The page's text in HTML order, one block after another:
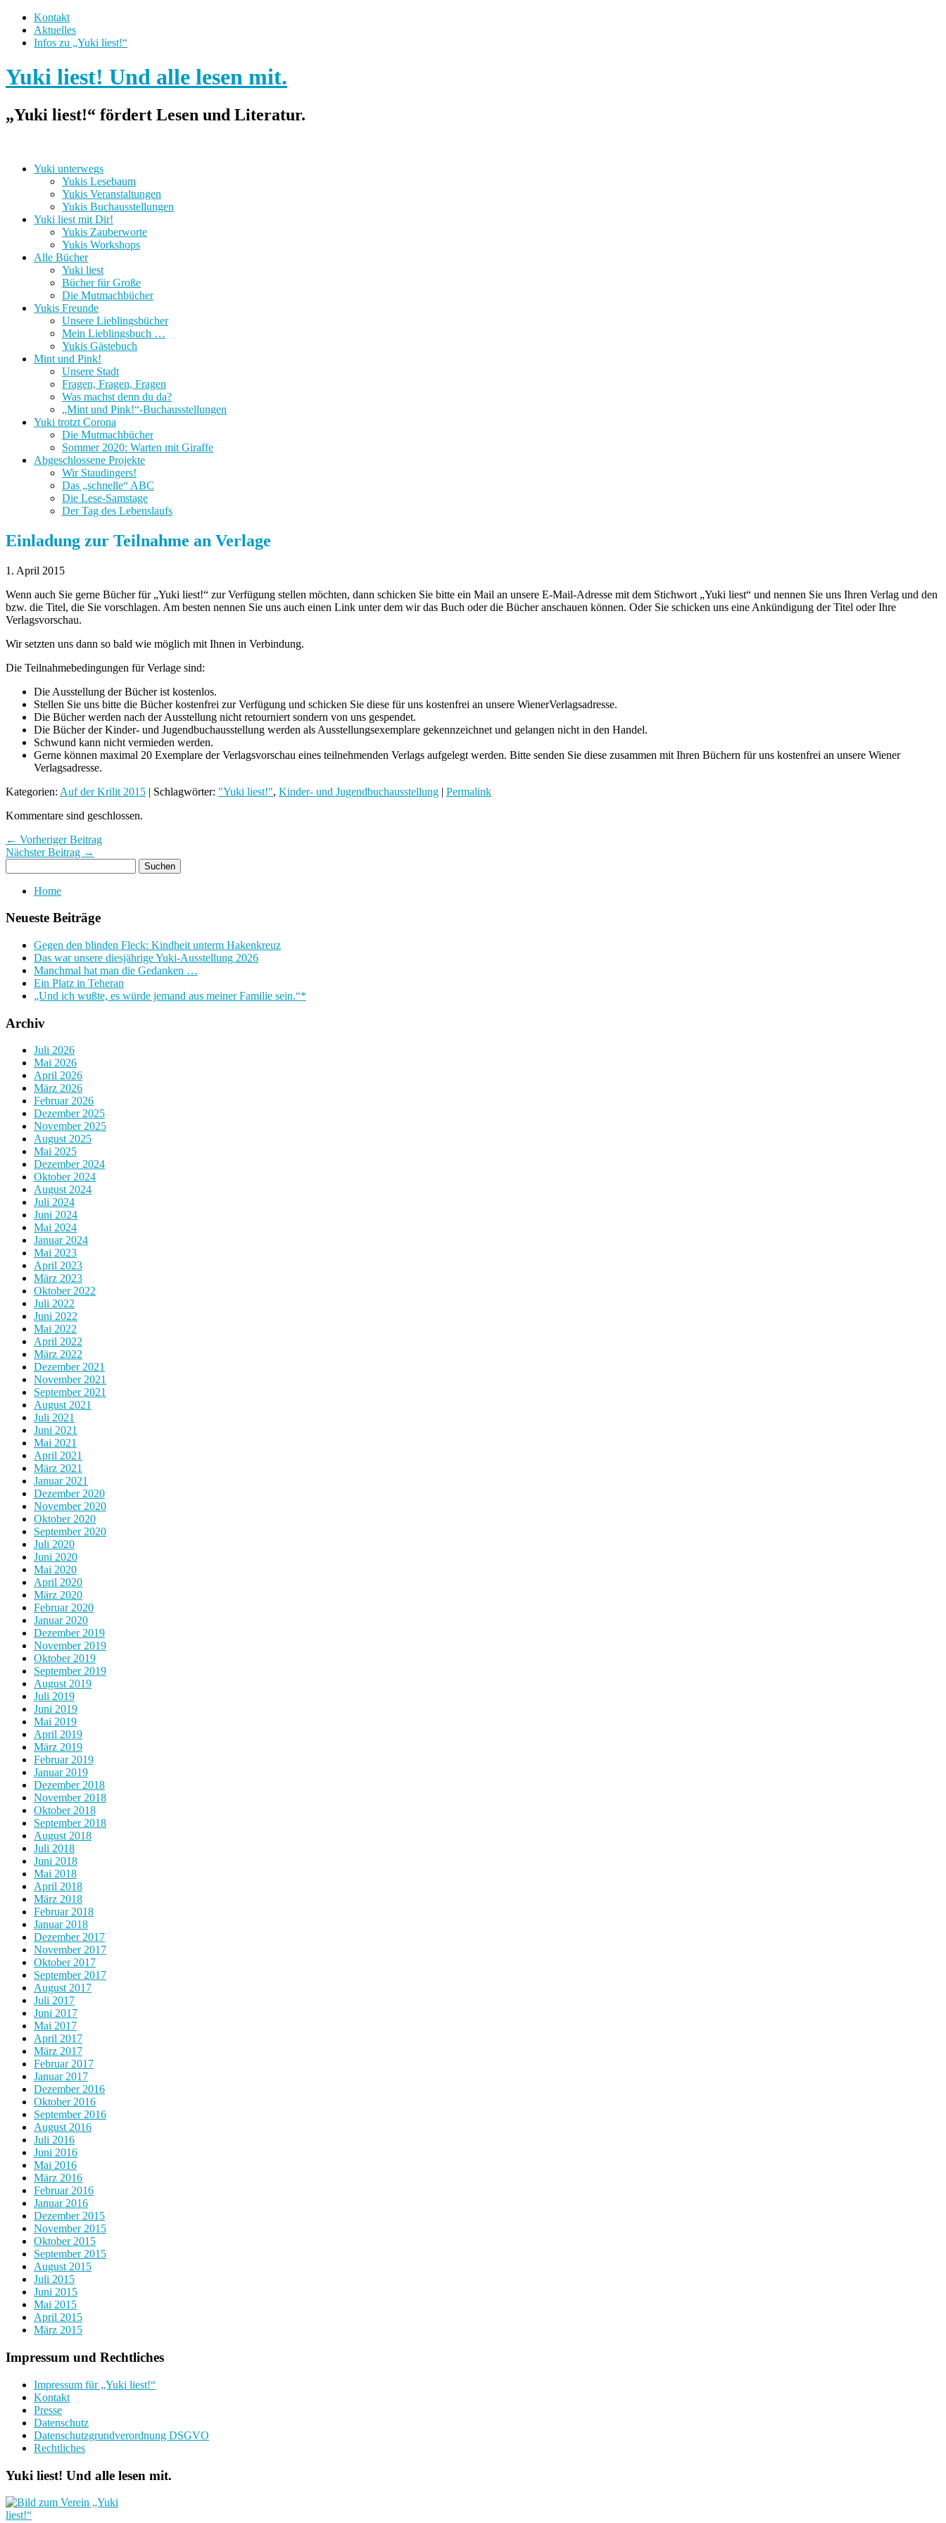
Kontakt
Aktuelles
Infos zu „Yuki liest!“
Yuki liest! Und alle lesen mit.
„Yuki liest!“ fördert Lesen und Literatur.
Yuki unterwegs
Yukis Lesebaum
Yukis Veranstaltungen
Yukis Buchausstellungen
Yuki liest mit Dir!
Yukis Zauberworte
Yukis Workshops
Alle Bücher
Yuki liest
Bücher für Große
Die Mutmachbücher
Yukis Freunde
Unsere Lieblingsbücher
Mein Lieblingsbuch …
Yukis Gästebuch
Mint und Pink!
Unsere Stadt
Fragen, Fragen, Fragen
Was machst denn du da?
„Mint und Pink!“-Buchausstellungen
Yuki trotzt Corona
Die Mutmachbücher
Sommer 2020: Warten mit Giraffe
Abgeschlossene Projekte
Wir Staudingers!
Das „schnelle“ ABC
Die Lese-Samstage
Der Tag des Lebenslaufs
Einladung zur Teilnahme an Verlage
1. April 2015
Wenn auch Sie gerne Bücher für „Yuki liest!“ zur Verfügung stellen möchten, dann schicken Sie bitte ein Mail an unsere E-Mail-Adresse mit dem Stichwort „Yuki liest“ und nennen Sie uns Ihren Verlag und den
bzw. die Titel, die Sie vorschlagen. Am besten nennen Sie uns auch einen Link unter dem wir das Buch oder die Bücher anschauen können. Oder Sie schicken uns eine Ankündigung der Titel oder Ihre
Verlagsvorschau.
Wir setzten uns dann so bald wie möglich mit Ihnen in Verbindung.
Die Teilnahmebedingungen für Verlage sind:
Die Ausstellung der Bücher ist kostenlos.
Stellen Sie uns bitte die Bücher kostenfrei zur Verfügung und schicken Sie diese für uns kostenfrei an unsere WienerVerlagsadresse.
Die Bücher werden nach der Ausstellung nicht retourniert sondern von uns gespendet.
Die Bücher der Kinder- und Jugendbuchausstellung werden als Ausstellungsexemplare gekennzeichnet und gelangen nicht in den Handel.
Schwund kann nicht vermieden werden.
Gerne können maximal 20 Exemplare der Verlagsvorschau eines teilnehmenden Verlags aufgelegt werden. Bitte senden Sie diese zusammen mit Ihren Büchern für uns kostenfrei an unsere Wiener
Verlagsadresse.
Kategorien: Auf der Krilit 2015 | Schlagwörter: "Yuki liest!", Kinder- und Jugendbuchausstellung | Permalink
Kommentare sind geschlossen.
← Vorheriger Beitrag
Nächster Beitrag →
Home
Neueste Beiträge
Gegen den blinden Fleck: Kindheit unterm Hakenkreuz
Das war unsere diesjährige Yuki-Ausstellung 2026
Manchmal hat man die Gedanken …
Ein Platz in Teheran
„Und ich wußte, es würde jemand aus meiner Familie sein.“*
Archiv
Juli 2026
Mai 2026
April 2026
März 2026
Februar 2026
Dezember 2025
November 2025
August 2025
Mai 2025
Dezember 2024
Oktober 2024
August 2024
Juli 2024
Juni 2024
Mai 2024
Januar 2024
Mai 2023
April 2023
März 2023
Oktober 2022
Juli 2022
Juni 2022
Mai 2022
April 2022
März 2022
Dezember 2021
November 2021
September 2021
August 2021
Juli 2021
Juni 2021
Mai 2021
April 2021
März 2021
Januar 2021
Dezember 2020
November 2020
Oktober 2020
September 2020
Juli 2020
Juni 2020
Mai 2020
April 2020
März 2020
Februar 2020
Januar 2020
Dezember 2019
November 2019
Oktober 2019
September 2019
August 2019
Juli 2019
Juni 2019
Mai 2019
April 2019
März 2019
Februar 2019
Januar 2019
Dezember 2018
November 2018
Oktober 2018
September 2018
August 2018
Juli 2018
Juni 2018
Mai 2018
April 2018
März 2018
Februar 2018
Januar 2018
Dezember 2017
November 2017
Oktober 2017
September 2017
August 2017
Juli 2017
Juni 2017
Mai 2017
April 2017
März 2017
Februar 2017
Januar 2017
Dezember 2016
Oktober 2016
September 2016
August 2016
Juli 2016
Juni 2016
Mai 2016
März 2016
Februar 2016
Januar 2016
Dezember 2015
November 2015
Oktober 2015
September 2015
August 2015
Juli 2015
Juni 2015
Mai 2015
April 2015
März 2015
Impressum und Rechtliches
Impressum für „Yuki liest!“
Kontakt
Presse
Datenschutz
Datenschutzgrundverordnung DSGVO
Rechtliches
Yuki liest! Und alle lesen mit.